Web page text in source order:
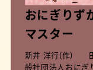
おにぎり
マスター
新井 洋行(作)
般社団法人おにぎ